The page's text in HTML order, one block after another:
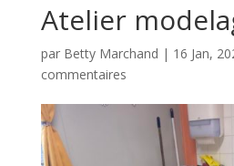
Atelier
par Betty Marchand | 16 Jan,
commentaires